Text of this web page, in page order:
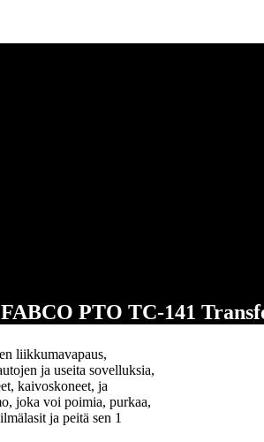
FABCO PTO TC-141
liikkumavapaus,
ja useita sovelluksia,
kaivoskoneet, ja
joka voi poimia, purkaa,
ja peitä sen 1